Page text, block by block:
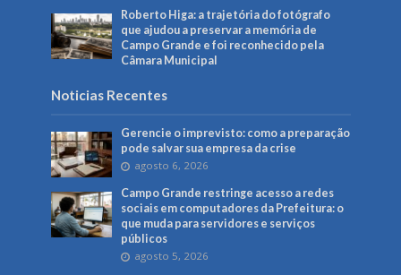
Roberto Higa: a trajetória do fotógrafo
que ajudou a preservar a memória de
Campo Grande e foi reconhecido pela
Câmara Municipal
Noticias Recentes
Gerencie o imprevisto: como a preparação
pode salvar sua empresa da crise
agosto 6, 2026
Campo Grande restringe acesso a redes
sociais em computadores da Prefeitura: o
que muda para servidores e serviços
públicos
agosto 5, 2026